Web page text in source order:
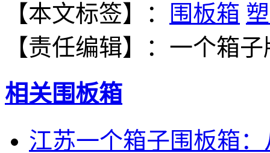
【本文标签】：
围板箱
【责任编辑】： 一个箱子
相关围板箱
江苏一个箱子围板箱